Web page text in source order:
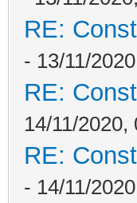
RE:
- 13/11/
RE:
14/11/2020,
RE:
- 14/11/